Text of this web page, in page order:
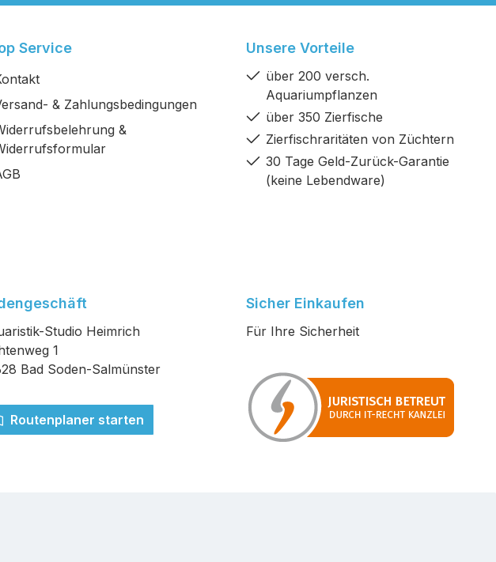
Service
& Zahlungsbedingungen
&
Unsere Vorteile
über 200 versch.
Aquariumpflanzen
über 350 Zierfische
Zierfischraritäten von Züchtern
30 Tage Geld-Zurück-Garantie
(keine Lebendware)
Studio Heimrich
1
Bad Soden-Salmünster
Routenplaner starten
Sicher Einkaufen
Für Ihre Sicherheit